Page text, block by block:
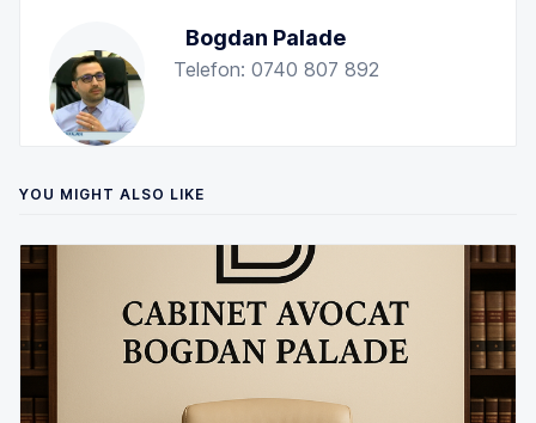
Bogdan Palade
Telefon: 0740 807 892
YOU MIGHT ALSO LIKE